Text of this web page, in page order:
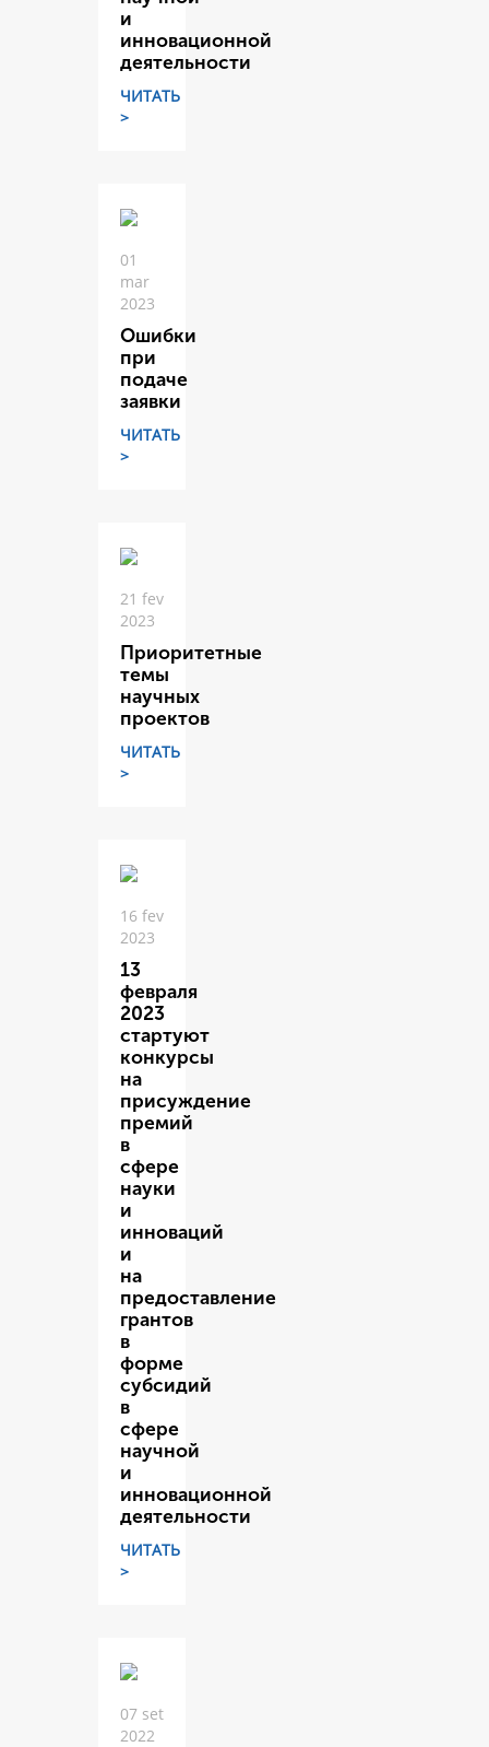
и
инновационной
деятельности
ЧИТАТЬ
>
01
mar
2023
Ошибки
при
подаче
заявки
ЧИТАТЬ
>
21 fev
2023
Приоритетные
темы
научных
проектов
ЧИТАТЬ
>
16 fev
2023
13
февраля
2023
стартуют
конкурсы
на
присуждение
премий
в
сфере
науки
и
инноваций
и
на
предоставление
грантов
в
форме
субсидий
в
сфере
научной
и
инновационной
деятельности
ЧИТАТЬ
>
07 set
2022